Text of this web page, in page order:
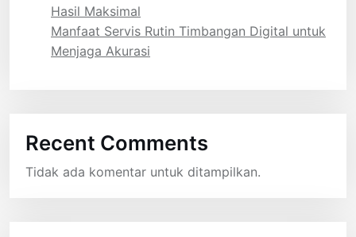
Hasil Maksimal
Manfaat Servis Rutin Timbangan Digital untuk
Menjaga Akurasi
Recent Comments
Tidak ada komentar untuk ditampilkan.